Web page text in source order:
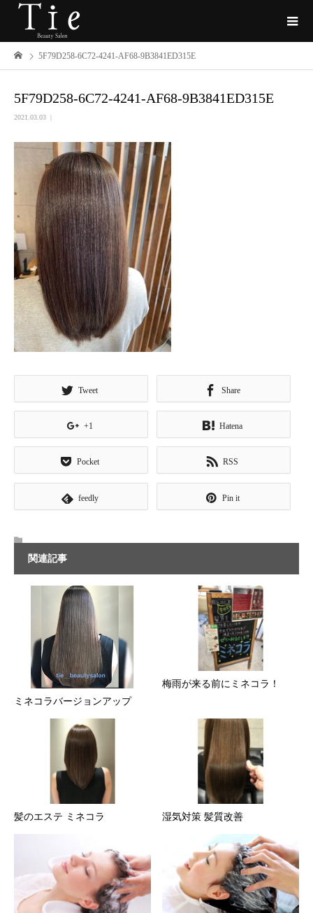
5F79D258-6C72-4241-AF68-9B3841ED315E
5F79D258-6C72-4241-AF68-9B3841ED315E
2021.03.03
Tweet Share
+1 Hatena
Pocket RSS
feedly Pin it
関連記事
ミネコラバージョンアップ
梅雨が来る前にミネコラ！
髪のエステ ミネコラ 湿気対策 髪質改善